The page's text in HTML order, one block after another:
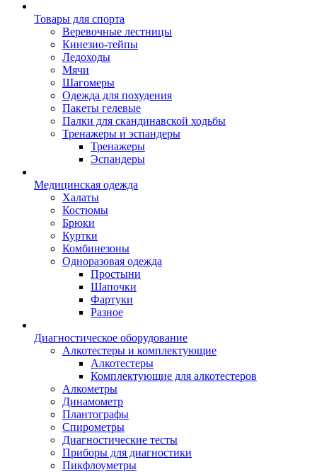
Товары для спорта
Веревочные лестницы
Кинезио-тейпы
Ледоходы
Мячи
Шагомеры
Одежда для похудения
Пакеты гелевые
Палки для скандинавской ходьбы
Тренажеры и эспандеры
Тренажеры
Эспандеры
Медицинская одежда
Халаты
Костюмы
Брюки
Куртки
Комбинезоны
Одноразовая одежда
Простыни
Шапочки
Фартуки
Разное
Диагностическое оборудование
Алкотестеры и комплектующие
Алкотестеры
Комплектующие для алкотестеров
Алкометры
Динамометр
Плантографы
Спирометры
Диагностические тесты
Приборы для диагностики
Пикфлоуметры